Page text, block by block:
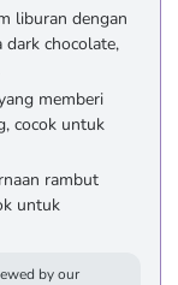
liburan dengan
chocolate,
memberi
cocok untuk
rambut
untuk
by our